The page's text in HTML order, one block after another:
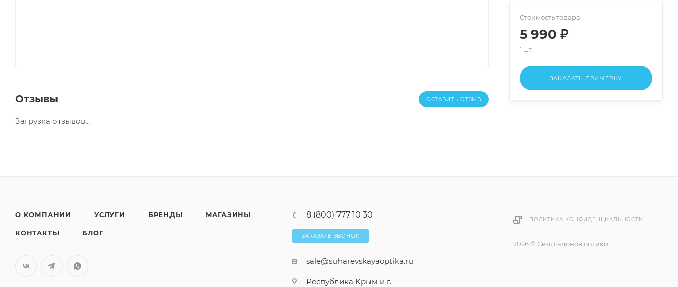
Отзывы ОСТАВИТЬ ОТЗЫВ
Загрузка отзывов...
Стоимость товара:
5 990 ₽
1 шт.
ЗАКАЗАТЬ ПРИМЕРКУ
О КОМПАНИИ УСЛУГИ БРЕНДЫ МАГАЗИНЫ
КОНТАКТЫ БЛОГ
8 (800) 777 10 30
ЗАКАЗАТЬ ЗВОНОК
sale@suharevskayaoptika.ru
Республика Крым и г.
ПОЛИТИКА КОНФИДЕНЦИАЛЬНОСТИ
2026 © Сеть салонов оптики